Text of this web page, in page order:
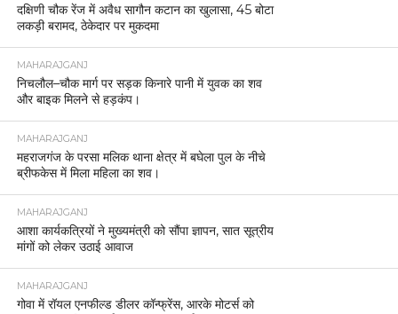
दक्षिणी चौक रेंज में अवैध सागौन कटान का खुलासा, 45 बोटा
लकड़ी बरामद, ठेकेदार पर मुकदमा
MAHARAJGANJ
निचलौल–चौक मार्ग पर सड़क किनारे पानी में युवक का शव
और बाइक मिलने से हड़कंप।
MAHARAJGANJ
महराजगंज के परसा मलिक थाना क्षेत्र में बघेला पुल के नीचे
ब्रीफकेस में मिला महिला का शव।
MAHARAJGANJ
आशा कार्यकत्रियों ने मुख्यमंत्री को सौंपा ज्ञापन, सात सूत्रीय
मांगों को लेकर उठाई आवाज
MAHARAJGANJ
गोवा में रॉयल एनफील्ड डीलर कॉन्फ्रेंस, आरके मोटर्स को